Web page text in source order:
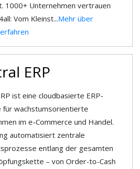
1000+ Unternehmen vertrauen
Vom Kleinst...Mehr über
ERP
ist eine cloudbasierte ERP-
für wachstumsorientierte
im e-Commerce und Handel.
automatisiert zentrale
entlang der gesamten
– von Order-to-Cash